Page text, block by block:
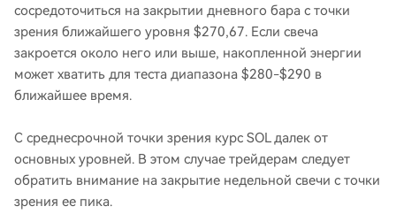
сосредоточиться на закрытии дневного бара с точки
зрения ближайшего уровня $270,67. Если свеча
закроется около него или выше, накопленной энергии
может хватить для теста диапазона $280-$290 в
ближайшее время.
С среднесрочной точки зрения курс SOL далек от
основных уровней. В этом случае трейдерам следует
обратить внимание на закрытие недельной свечи с точки
зрения ее пика.